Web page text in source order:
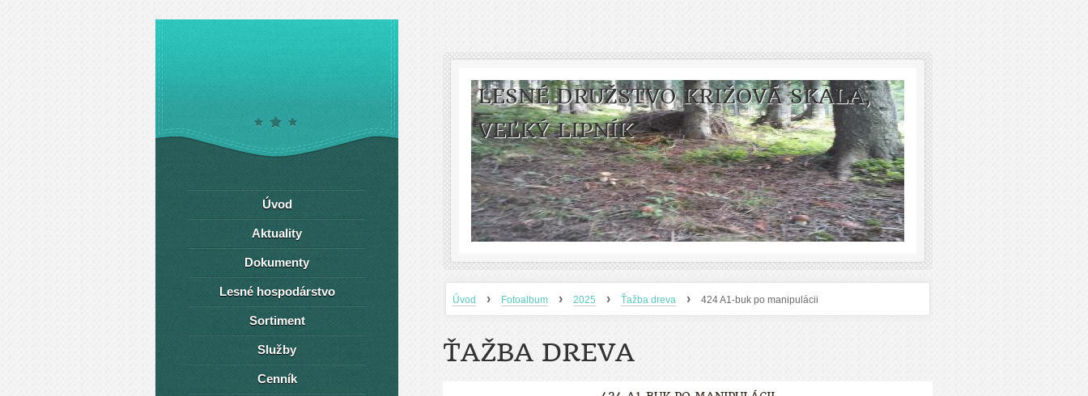
LESNÉ DRUŽSTVO KRIŽOVÁ SKALA,
VEĽKÝ LIPNÍK
Úvod › Fotoalbum › 2025 › Ťažba dreva › 424 A1-buk po manipulácii
ŤAŽBA DREVA
Úvod
Aktuality
Dokumenty
Lesné hospodárstvo
Sortiment
Služby
Cenník